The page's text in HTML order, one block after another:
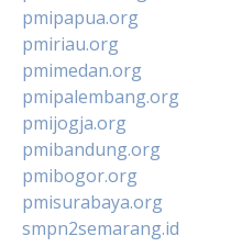
pmipapua.org
pmiriau.org
pmimedan.org
pmipalembang.org
pmijogja.org
pmibandung.org
pmibogor.org
pmisurabaya.org
smpn2semarang.id